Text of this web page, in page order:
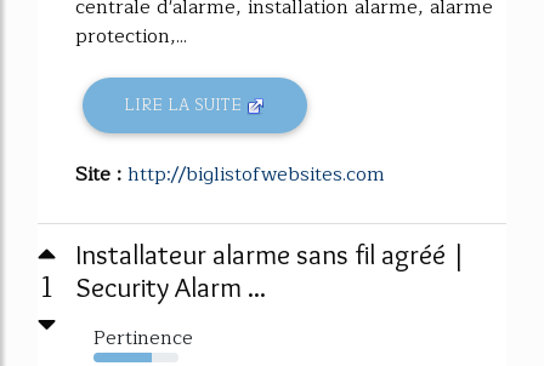
centrale d'alarme, installation alarme, alarme
protection,...
LIRE LA SUITE
Site :http://biglistofwebsites.com
1
Installateur alarme sans fil agréé |
Security Alarm ...
Pertinence